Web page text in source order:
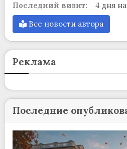
Последний визит:
4 дня
Все новости автора
Реклама
Последние